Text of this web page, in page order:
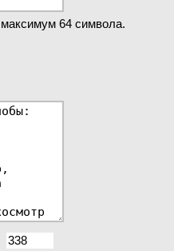
64 символа.